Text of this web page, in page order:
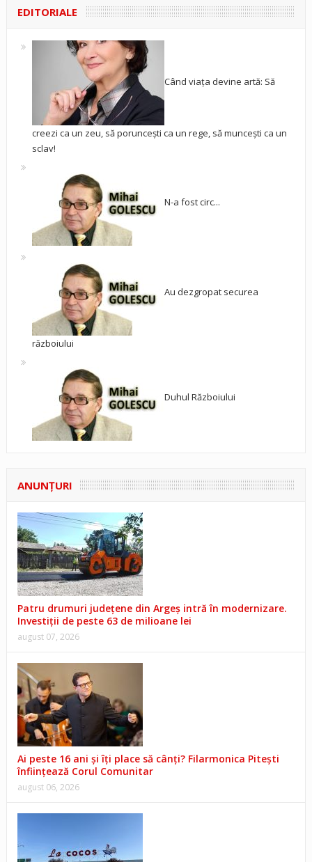
EDITORIALE
Când viața devine artă: Să
creezi ca un zeu, să poruncești ca un rege, să muncești ca un
sclav!
N-a fost circ...
Au dezgropat securea
războiului
Duhul Războiului
ANUNŢURI
Patru drumuri județene din Argeș intră în modernizare.
Investiții de peste 63 de milioane lei
august 07, 2026
Ai peste 16 ani și îți place să cânți? Filarmonica Pitești
înființează Corul Comunitar
august 06, 2026